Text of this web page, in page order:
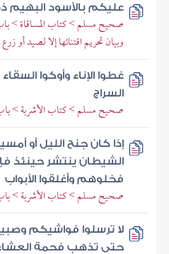
عليكم بالأسود البهيم
صحيح مسلم > كتاب المساقاة >
وبيان تحريم اقتنائها إلا لصيد أو
غطوا الإناء وأوكوا
السراج
صحيح مسلم > كتاب الأشربة > باب
إذا كان جنح الليل أو
الشيطان ينتشر حينئذ
فخلوهم وأغلقوا الأبواب
صحيح مسلم > كتاب الأشربة > باب
لا ترسلوا فواشيكم
حتى تذهب فحمة